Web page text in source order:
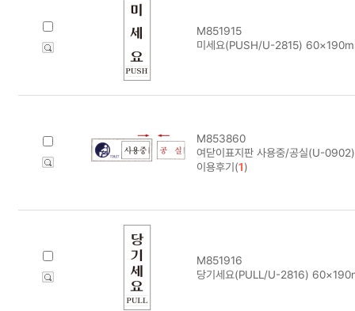
M851915
미세요(PUSH/U-2815)
M853860
여닫이표지판 사용중/공실(U-
이용후기(1)
M851916
당기세요(PULL/U-2816)